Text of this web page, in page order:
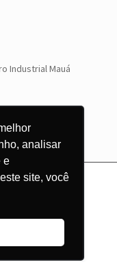
analisar
e
site, você
Industrial Mauá
direitos reservados |